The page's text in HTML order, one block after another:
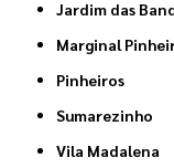
Jardim das
Marginal
Pinheiros
Sumarezinho
Vila Madalena